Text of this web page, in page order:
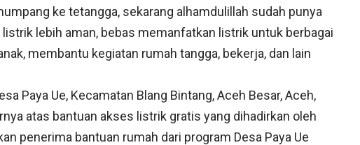
ke tetangga, sekarang alhamdulillah sudah punya
lebih aman, bebas memanfatkan listrik untuk berbagai
membantu kegiatan rumah tangga, bekerja, dan lain
Paya Ue, Kecamatan Blang Bintang, Aceh Besar, Aceh,
atas bantuan akses listrik gratis yang dihadirkan oleh
penerima bantuan rumah dari program Desa Paya Ue